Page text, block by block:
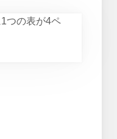
つの表が4ペ